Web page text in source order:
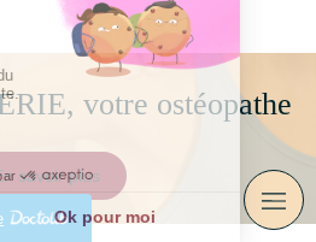
votre ostéopathe
savoir plus